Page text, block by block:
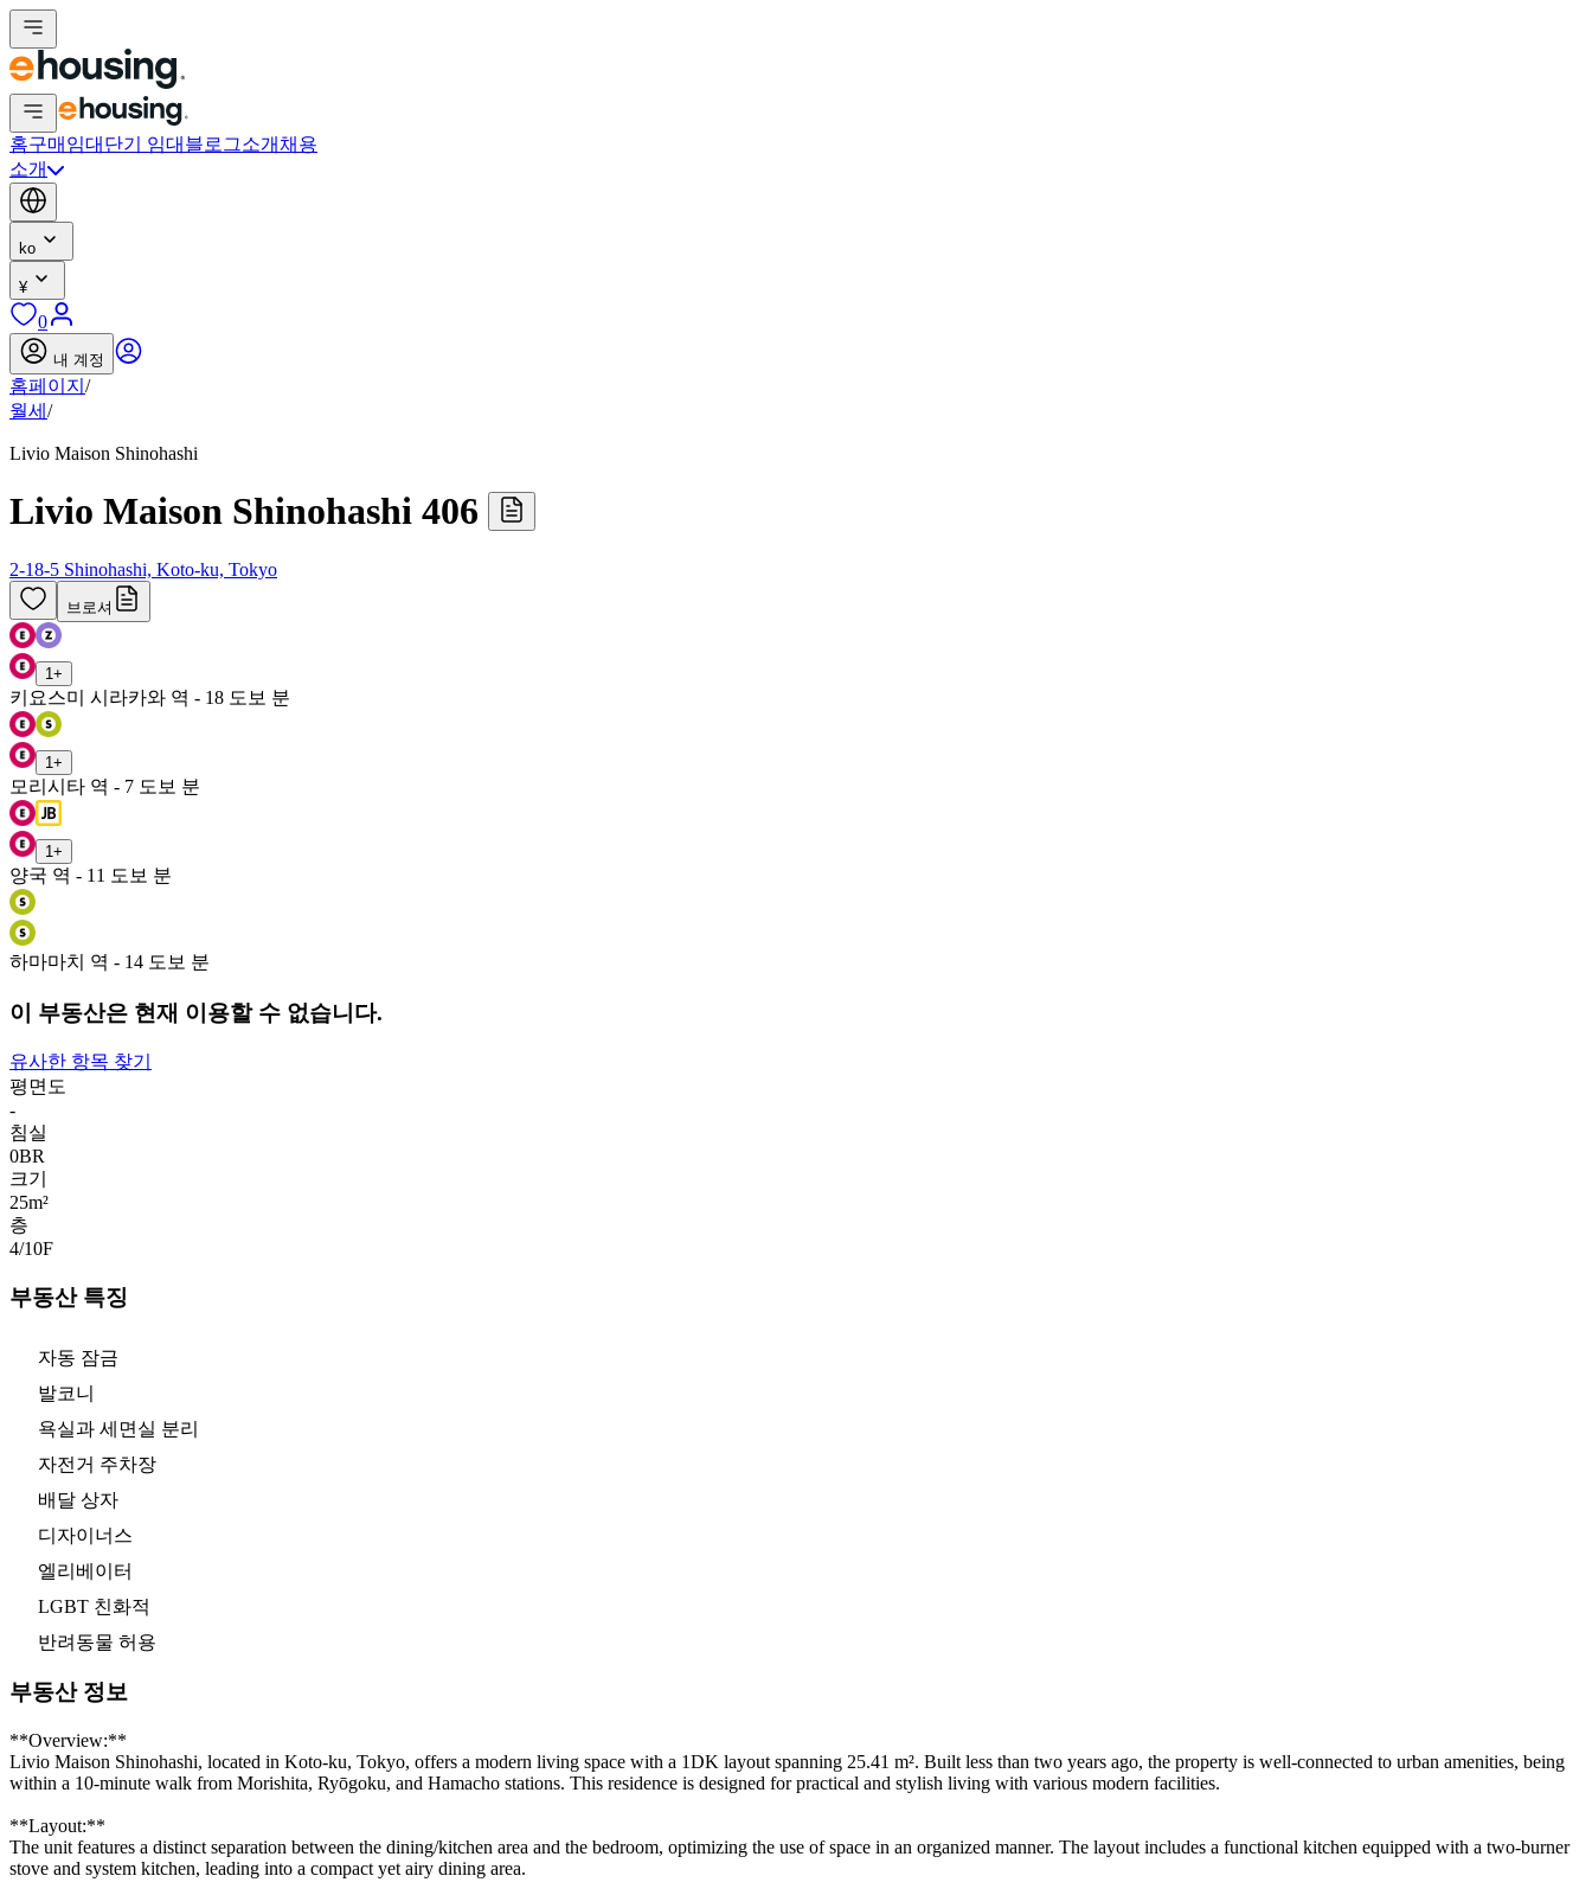
홈구매 임대 단기 임대 블로그소개 채용
소개
ko
¥
0
내 계정
홈페이지 /
월세 /
Livio Maison Shinohashi
Livio Maison Shinohashi 406
2-18-5 Shinohashi, Koto-ku, Tokyo
브로셔
1 +
키요스미 시라카와 역 - 18 도보 분
1 +
모리시타 역 - 7 도보 분
1 +
양국 역 - 11 도보 분
하마마치 역 - 14 도보 분
이 부동산은 현재 이용할 수 없습니다.
유사한 항목 찾기
평면도
-
침실
0BR
크기
25m²
층
4/10F
부동산 특징
자동 잠금
발코니
욕실과 세면실 분리
자전거 주차장
배달 상자
디자이너스
엘리베이터
LGBT 친화적
반려동물 허용
부동산 정보
**Overview:**
Livio Maison Shinohashi, located in Koto-ku, Tokyo, offers a modern living space with a 1DK layout spanning 25.41 m². Built less than two years ago, the property is well-connected to urban amenities, being
within a 10-minute walk from Morishita, Ryōgoku, and Hamacho stations. This residence is designed for practical and stylish living with various modern facilities.
**Layout:**
The unit features a distinct separation between the dining/kitchen area and the bedroom, optimizing the use of space in an organized manner. The layout includes a functional kitchen equipped with a two-burner
stove and system kitchen, leading into a compact yet airy dining area.